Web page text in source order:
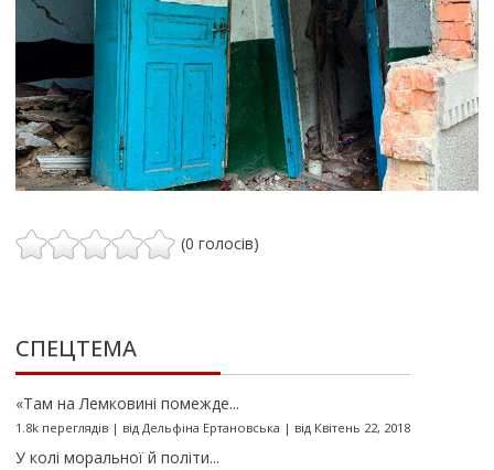
(0 голосів)
СПЕЦТЕМА
«Там на Лемковині помежде...
1.8k переглядів| від Дельфіна Ертановська | від Квітень 22, 2018
У колі моральної й політи...